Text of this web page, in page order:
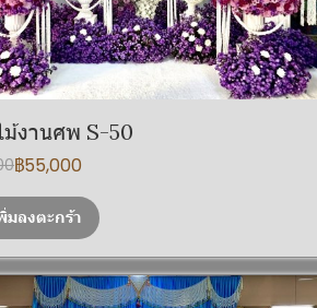
งานศพ S-50
฿55,000
มลงตะกร้า